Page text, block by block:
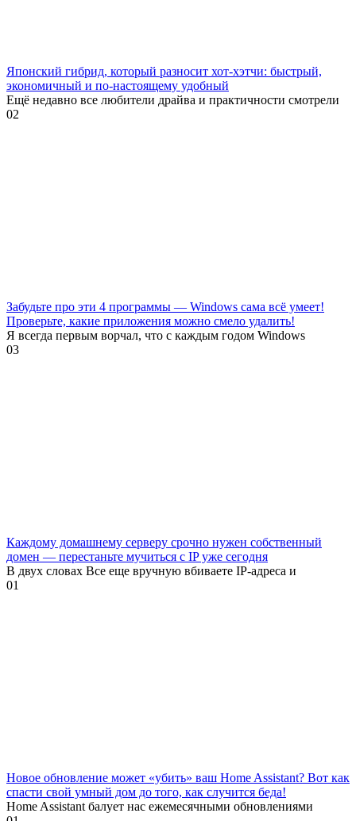
Японский гибрид, который разносит хот-хэтчи: быстрый,
экономичный и по-настоящему удобный
Ещё недавно все любители драйва и практичности смотрели
02
Забудьте про эти 4 программы — Windows сама всё умеет!
Проверьте, какие приложения можно смело удалить!
Я всегда первым ворчал, что с каждым годом Windows
03
Каждому домашнему серверу срочно нужен собственный
домен — перестаньте мучиться с IP уже сегодня
В двух словах Все еще вручную вбиваете IP-адреса и
01
Новое обновление может «убить» ваш Home Assistant? Вот как
спасти свой умный дом до того, как случится беда!
Home Assistant балует нас ежемесячными обновлениями